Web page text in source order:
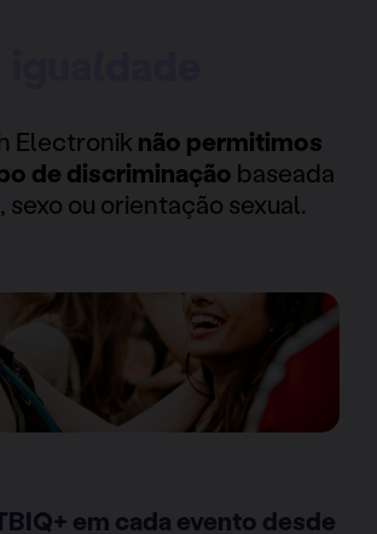
Electronik não permitimos
de discriminação baseada
sexo ou orientação sexual.
em cada evento desde